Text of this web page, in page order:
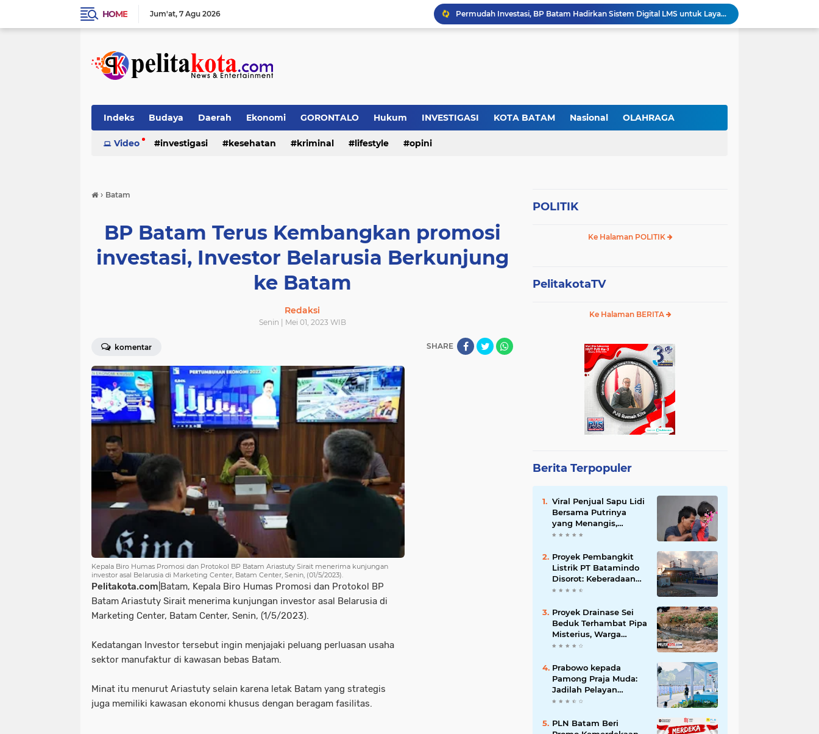
HOME Jum'at 7 Agu 2026
Permudah Investasi, BP Batam Hadirkan Sistem Digital LMS untuk Layanan Alokasi Tanah yang Transparan
Amsakar Achmad Lantik 311 Pejabat Pemko Batam, Tekankan Kinerja, Disiplin, dan Pelayanan Prima
Jimmi Siburian Tinjau Proyek Drainase, Tegaskan "Pipa Misterius" Tak Boleh Hambat Pembangunan di Sei Beduk
Indeks Budaya Daerah Ekonomi GORONTALO Hukum INVESTIGASI KOTA BATAM Nasional OLAHRAGA
Pendidikan Politik Sosial
Video investigasi kesehatan kriminal lifestyle opini
› Batam
BP Batam Terus Kembangkan promosi
investasi, Investor Belarusia Berkunjung
ke Batam
Redaksi
Senin | Mei 01, 2023 WIB
komentar SHARE
Kepala Biro Humas Promosi dan Protokol BP Batam Ariastuty Sirait menerima kunjungan
investor asal Belarusia di Marketing Center, Batam Center, Senin, (01/5/2023).
Pelitakota.com |Batam, Kepala Biro Humas Promosi dan Protokol BP
Batam Ariastuty Sirait menerima kunjungan investor asal Belarusia di
Marketing Center, Batam Center, Senin, (1/5/2023).
Kedatangan Investor tersebut ingin menjajaki peluang perluasan usaha
sektor manufaktur di kawasan bebas Batam.
Minat itu menurut Ariastuty selain karena letak Batam yang strategis
juga memiliki kawasan ekonomi khusus dengan beragam fasilitas.
POLITIK
Ke Halaman POLITIK
PelitakotaTV
Ke Halaman BERITA
Berita Terpopuler
Viral Penjual Sapu Lidi
Bersama Putrinya
yang Menangis,
Tamparan Keras di
Korupsi
Proyek Pembangkit
Listrik PT Batamindo
Disorot: Keberadaan
TKA Tiongkok dan
Wartawan Jadi
Perhatian
Proyek Drainase Sei
Beduk Terhambat Pipa
Misterius, Warga
Desak Pemerintah
Air
Prabowo kepada
Pamong Praja Muda:
Jadilah Pelayan
Rakyat yang Jujur,
Korupsi
PLN Batam Beri